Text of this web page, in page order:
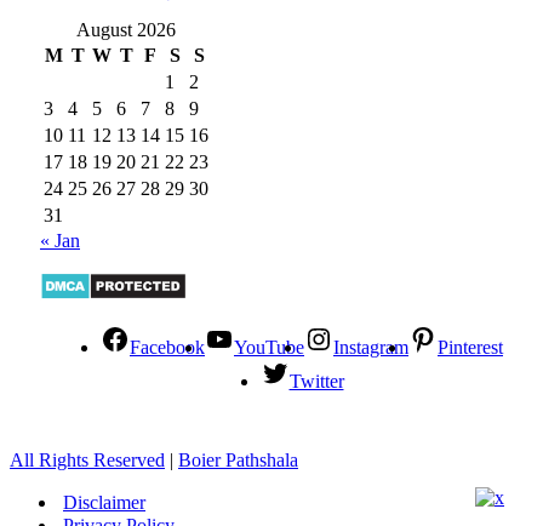
August 2026
M T W T F S
S
1
2
3
4 5 6 7 8
9
10 11 12 13 14 15 16
17 18 19 20 21 22 23
24 25 26 27 28 29 30
31
« Jan
Facebook YouTube Instagram
Pinterest
Twitter
All Rights Reserved | Boier Pathshala
Disclaimer